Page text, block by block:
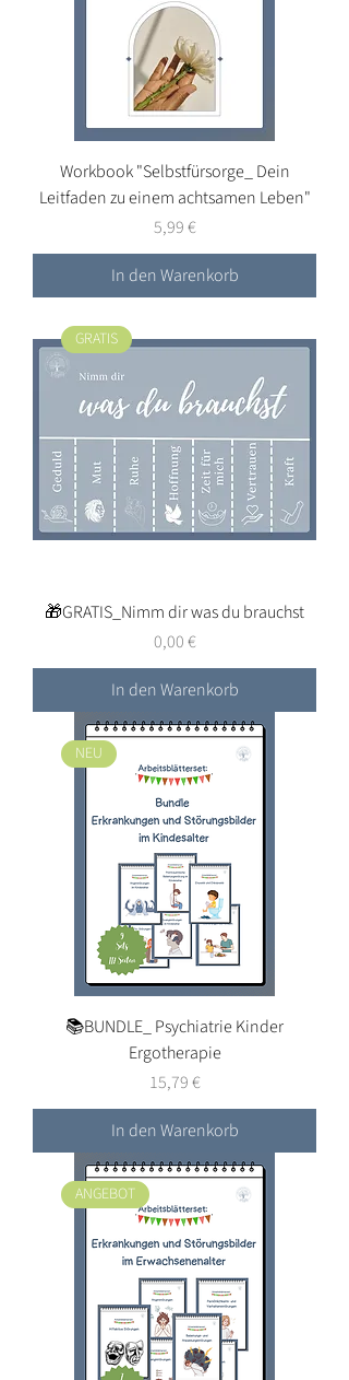
Workbook "Selbstfürsorge_ Dein
Leitfaden zu einem achtsamen Leben"
Preis
5,99 €
In den Warenkorb
GRATIS
🎁GRATIS_Nimm dir was du brauchst
Preis
0,00 €
In den Warenkorb
NEU
📚BUNDLE_ Psychiatrie Kinder
Ergotherapie
Preis
15,79 €
In den Warenkorb
ANGEBOT